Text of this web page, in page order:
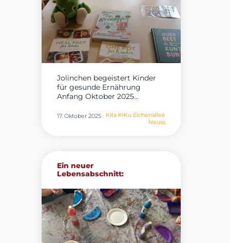
Jolinchen begeistert Kinder
für gesunde Ernährung
Anfang Oktober 2025...
17. Oktober 2025
Kita KiKu Eichenallee
Neuss
Ein neuer
Lebensabschnitt: